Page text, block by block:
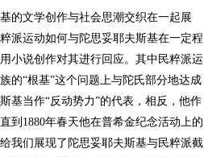
文学创作与社会思潮交织在一起展
派运动如何与陀思妥耶夫斯基在一定程
小说创作对其进行回应。其中民粹派运
的“根基”这个问题上与陀氏部分地达成
基当作“反动势力”的代表，相反，他作
到1880年春天他在普希金纪念活动上的
我们展现了陀思妥耶夫斯基与民粹派截